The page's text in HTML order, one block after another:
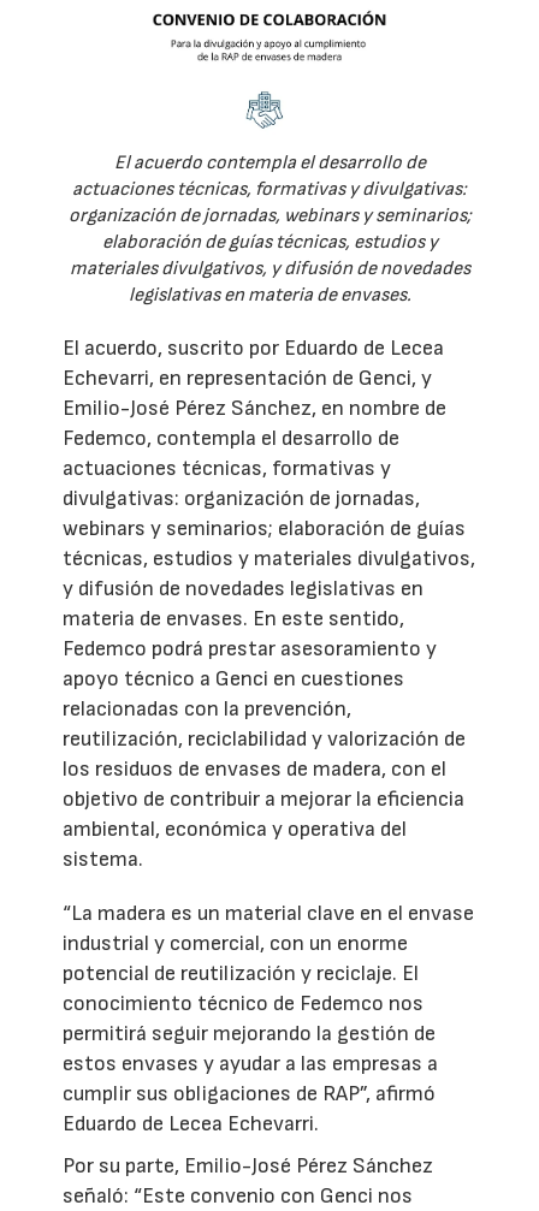
El acuerdo contempla el desarrollo de
actuaciones técnicas, formativas y divulgativas:
organización de jornadas, webinars y seminarios;
elaboración de guías técnicas, estudios y
materiales divulgativos, y difusión de novedades
legislativas en materia de envases.
El acuerdo, suscrito por Eduardo de Lecea
Echevarri, en representación de Genci, y
Emilio-José Pérez Sánchez, en nombre de
Fedemco, contempla el desarrollo de
actuaciones técnicas, formativas y
divulgativas: organización de jornadas,
webinars y seminarios; elaboración de guías
técnicas, estudios y materiales divulgativos,
y difusión de novedades legislativas en
materia de envases. En este sentido,
Fedemco podrá prestar asesoramiento y
apoyo técnico a Genci en cuestiones
relacionadas con la prevención,
reutilización, reciclabilidad y valorización de
los residuos de envases de madera, con el
objetivo de contribuir a mejorar la eficiencia
ambiental, económica y operativa del
sistema.
“La madera es un material clave en el envase
industrial y comercial, con un enorme
potencial de reutilización y reciclaje. El
conocimiento técnico de Fedemco nos
permitirá seguir mejorando la gestión de
estos envases y ayudar a las empresas a
cumplir sus obligaciones de RAP”, afirmó
Eduardo de Lecea Echevarri.
Por su parte, Emilio-José Pérez Sánchez
señaló: “Este convenio con Genci nos